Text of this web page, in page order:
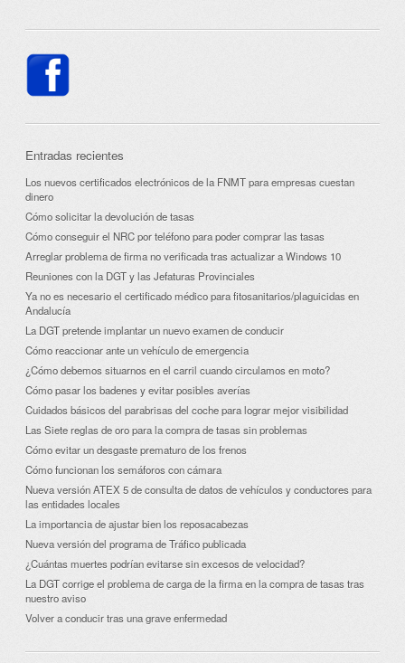
Entradas recientes
Los nuevos certificados electrónicos de la FNMT para empresas cuestan
dinero
Cómo solicitar la devolución de tasas
Cómo conseguir el NRC por teléfono para poder comprar las tasas
Arreglar problema de firma no verificada tras actualizar a Windows 10
Reuniones con la DGT y las Jefaturas Provinciales
Ya no es necesario el certificado médico para fitosanitarios/plaguicidas en
Andalucía
La DGT pretende implantar un nuevo examen de conducir
Cómo reaccionar ante un vehículo de emergencia
¿Cómo debemos situarnos en el carril cuando circulamos en moto?
Cómo pasar los badenes y evitar posibles averías
Cuidados básicos del parabrisas del coche para lograr mejor visibilidad
Las Siete reglas de oro para la compra de tasas sin problemas
Cómo evitar un desgaste prematuro de los frenos
Cómo funcionan los semáforos con cámara
Nueva versión ATEX 5 de consulta de datos de vehículos y conductores para
las entidades locales
La importancia de ajustar bien los reposacabezas
Nueva versión del programa de Tráfico publicada
¿Cuántas muertes podrían evitarse sin excesos de velocidad?
La DGT corrige el problema de carga de la firma en la compra de tasas tras
nuestro aviso
Volver a conducir tras una grave enfermedad